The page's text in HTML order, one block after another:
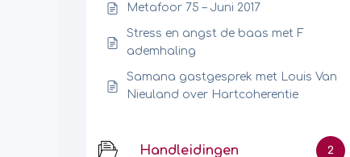
Metafoor 75 – Juni 2017
Stress en angst de baas met F
ademhaling
Samana gastgesprek met Louis Van
Nieuland over Hartcoherentie
Handleidingen 2